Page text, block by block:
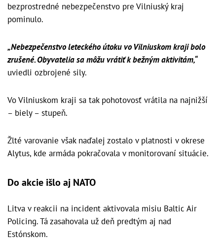
bezprostredné nebezpečenstvo pre Vilniuský kraj
pominulo.
„Nebezpečenstvo leteckého útoku vo Vilniuskom kraji bolo
zrušené. Obyvatelia sa môžu vrátiť k bežným aktivitám,“
uviedli ozbrojené sily.
Vo Vilniuskom kraji sa tak pohotovosť vrátila na najnižší
– biely – stupeň.
Žlté varovanie však naďalej zostalo v platnosti v okrese
Alytus, kde armáda pokračovala v monitorovaní situácie.
Do akcie išlo aj NATO
Litva v reakcii na incident aktivovala misiu Baltic Air
Policing. Tá zasahovala už deň predtým aj nad
Estónskom.